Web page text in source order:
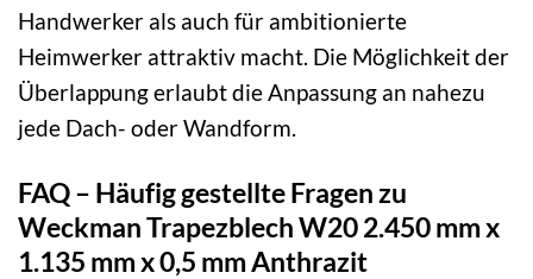
Handwerker als auch für ambitionierte
Heimwerker attraktiv macht. Die Möglichkeit der
Überlappung erlaubt die Anpassung an nahezu
jede Dach- oder Wandform.
FAQ – Häufig gestellte Fragen zu
Weckman Trapezblech W20 2.450 mm x
1.135 mm x 0,5 mm Anthrazit